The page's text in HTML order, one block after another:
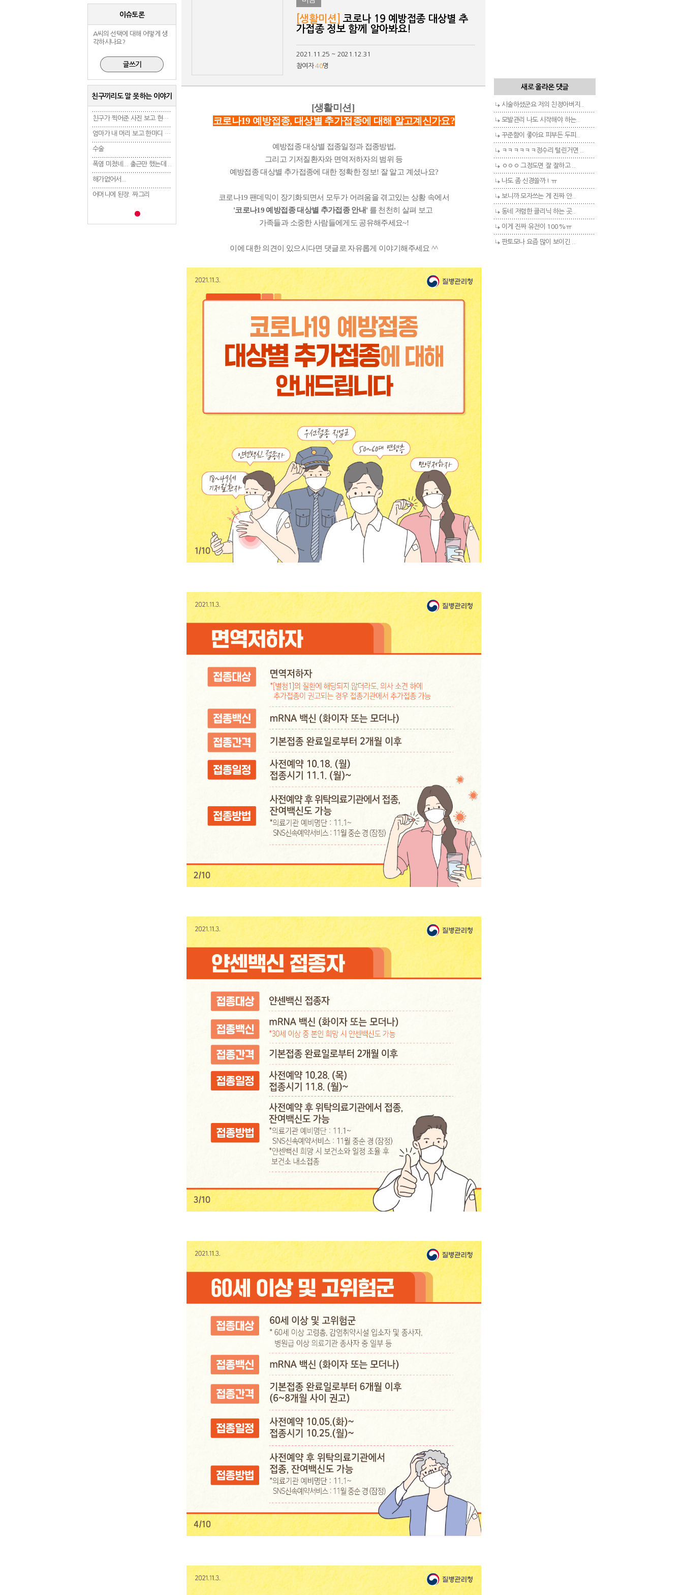
이슈토론
A씨의 선택에 대해 어떻게 생
각하시나요?
친구끼리도 말 못하는 이야기
친구가 찍어준 사진 보고 현타 겁..
엄마가 내 머리 보고 한마디 했는..
수술
폭염 미쳤네... 출근만 했는데 ..
해가없어서...
어머니에 된장. 짜그리
친구가 찍어준 사진 보고 현타 겁..
어머니에 된장. 짜그리
[생활미션]
코로나 19 예방접종 대상별 추
가접종 정보 함께 알아봐요!
2021.11.25 ~ 2021.12.31
참여자40명
[생활미션]
코로나19 예방접종, 대상별 추가접종에 대해 알고계신가요?
예방접종 대상별 접종일정과 접종방법,
그리고 기저질환자와 면역저하자의 범위 등
예방접종 대상별 추가접종에 대한 정확한 정보! 잘 알고 계셨나요?
코로나19 팬데믹이 장기화되면서 모두가 어려움을 겪고있는 상황 속에서
'코로나19 예방접종 대상별 추가접종 안내' 를 천천히 살펴 보고
가족들과 소중한 사람들에게도 공유해주세요~!
이에 대한 의견이 있으시다면 댓글로 자유롭게 이야기해주세요 ^^
새로 올라온 댓글
시술하셨군요 저의 친정아버지..
모발관리 나도 시작해야 하는..
꾸준함이 좋아요 피부든 두피..
ㅋㅋㅋㅋㅋㅋ정수리 털린거면 ..
ㅇㅇㅇ 그정도면 잘 잘하고 ..
나도 좀 신경쓸까 ! ㅠ
보니까 모자쓰는 게 진짜 안..
동네 저렴한 클리닉 하는 곳..
이게 진짜 유전이 100%ㅠ
판토모나 요즘 많이 보이긴 ..